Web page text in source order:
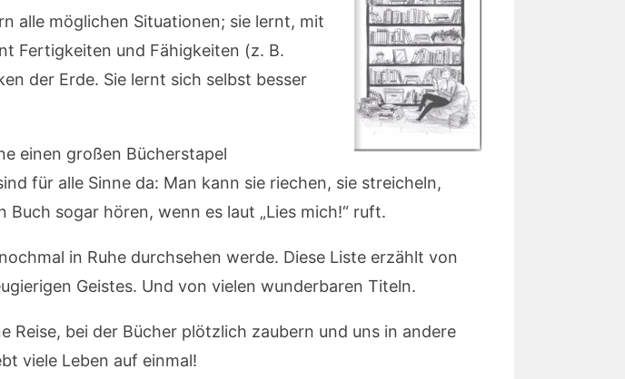
alle möglichen Situationen; sie lernt, mit
Fertigkeiten und Fähigkeiten (z. B.
der Erde. Sie lernt sich selbst besser
einen großen Bücherstapel
für alle Sinne da: Man kann sie riechen, sie streicheln,
sogar hören, wenn es laut „Lies mich!“ ruft.
in Ruhe durchsehen werde. Diese Liste erzählt von
Geistes. Und von vielen wunderbaren Titeln.
bei der Bücher plötzlich zaubern und uns in andere
viele Leben auf einmal!